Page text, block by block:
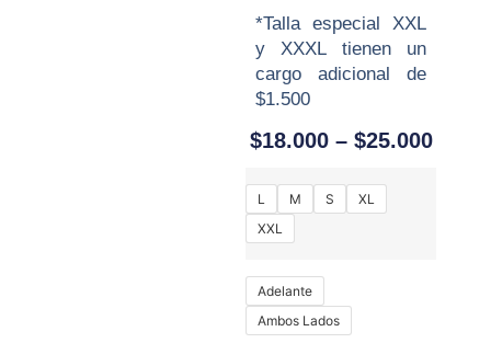
*Talla especial XXL
y XXXL tienen un
cargo adicional de
$1.500
$18.000 – $25.000
L M S
XL
XXL
Adelante
Ambos Lados